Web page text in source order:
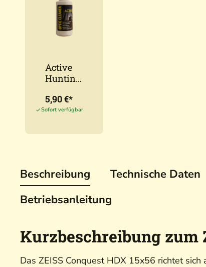
Active
Hunting
niger
50ml
5,90 €*
Sofort verfügbar
Beschreibung Technische Daten
Betriebsanleitung
Kurzbeschreibung zum
Das ZEISS Conquest HDX 15x56 richtet